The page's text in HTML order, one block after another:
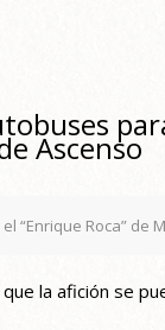
Ascenso
“Enrique Roca”
la afición se